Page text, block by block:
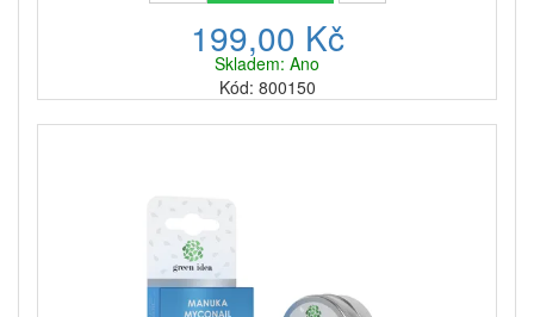
199,00 Kč
Skladem: Ano
Kód: 800150